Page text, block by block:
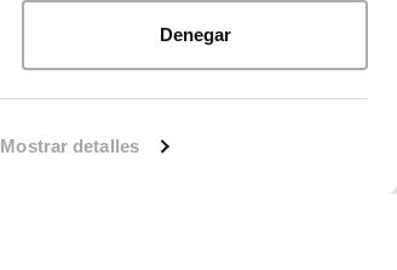
Mostrar detalles
Denegar